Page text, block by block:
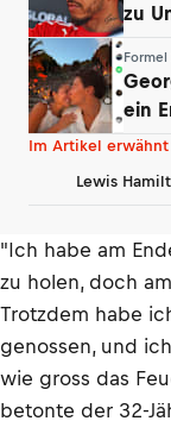
zu
Formel
ein
Im Artikel erwähnt
Lewis
"Ich habe am
zu holen, doch
Trotzdem habe
genossen, und
wie gross das
betonte der 32-